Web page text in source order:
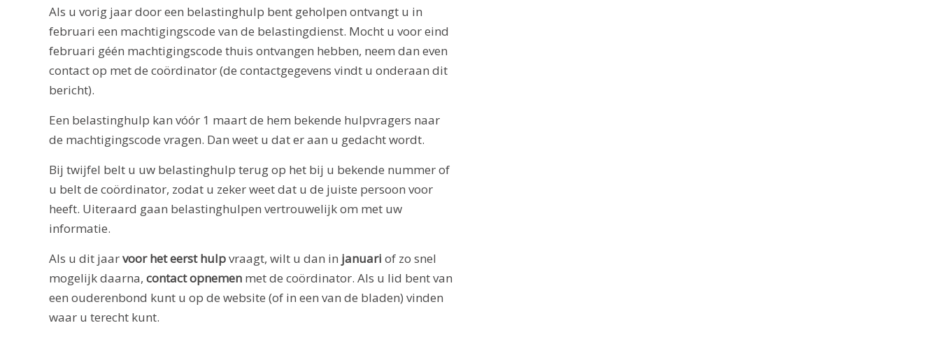
Als u vorig jaar door een belastinghulp bent geholpen ontvangt u in
februari een machtigingscode van de belastingdienst. Mocht u voor eind
februari géén machtigingscode thuis ontvangen hebben, neem dan even
contact op met de coördinator (de contactgegevens vindt u onderaan dit
bericht).
Een belastinghulp kan vóór 1 maart de hem bekende hulpvragers naar
de machtigingscode vragen. Dan weet u dat er aan u gedacht wordt.
Bij twijfel belt u uw belastinghulp terug op het bij u bekende nummer of
u belt de coördinator, zodat u zeker weet dat u de juiste persoon voor
heeft. Uiteraard gaan belastinghulpen vertrouwelijk om met uw
informatie.
Als u dit jaarvoor het eerst hulpvraagt, wilt u dan in januari of zo snel
mogelijk daarna, contact opnemen met de coördinator. Als u lid bent van
een ouderenbond kunt u op de website (of in een van de bladen) vinden
waar u terecht kunt.